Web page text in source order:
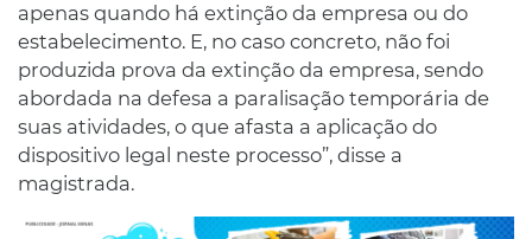
apenas quando há extinção da empresa ou do
estabelecimento. E, no caso concreto, não foi
produzida prova da extinção da empresa, sendo
abordada na defesa a paralisação temporária de
suas atividades, o que afasta a aplicação do
dispositivo legal neste processo”, disse a
magistrada.